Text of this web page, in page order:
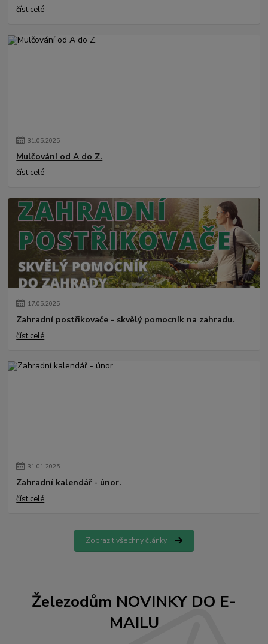
číst celé
31.05.2025
Mulčování od A do Z.
číst celé
17.05.2025
Zahradní postřikovače - skvělý pomocník na zahradu.
číst celé
31.01.2025
Zahradní kalendář - únor.
číst celé
Zobrazit všechny články
Železodům NOVINKY DO E-
MAILU